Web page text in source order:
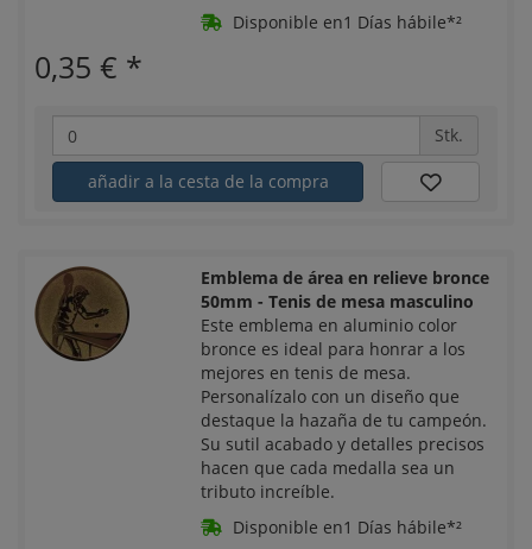
Disponible en1 Días hábile*²
0,35 € *
Stk.
añadir a la cesta de la compra
Emblema de área en relieve bronce
50mm - Tenis de mesa masculino
Este emblema en aluminio color
bronce es ideal para honrar a los
mejores en tenis de mesa.
Personalízalo con un diseño que
destaque la hazaña de tu campeón.
Su sutil acabado y detalles precisos
hacen que cada medalla sea un
tributo increíble.
Disponible en1 Días hábile*²